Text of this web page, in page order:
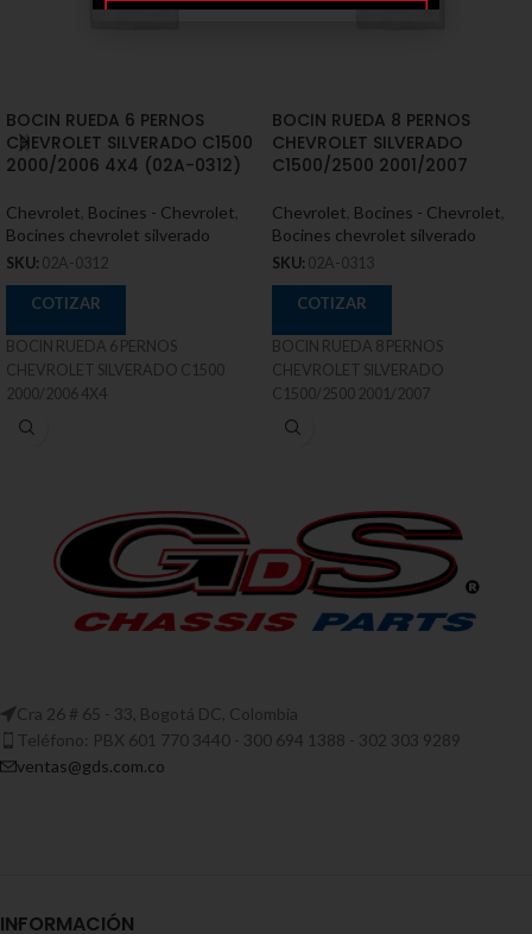
BOCIN RUEDA 6 PERNOS
CHEVROLET SILVERADO C1500
2000/2006 4X4 (02A-0312)
Chevrolet Bocines - Chevrolet
Bocines chevrolet silverado
SKU: 02A-0312
COTIZAR
BOCIN RUEDA 6 PERNOS
CHEVROLET SILVERADO C1500
2000/2006 4X4
BOCIN RUEDA 8 PERNOS
CHEVROLET SILVERADO
C1500/2500 2001/2007
Chevrolet Bocines - Chevrolet
Bocines chevrolet silverado
SKU: 02A-0313
COTIZAR
BOCIN RUEDA 8 PERNOS
CHEVROLET SILVERADO
C1500/2500 2001/2007
Cra 26 # 65 - 33, Bogotá DC, Colombia
Teléfono: PBX 601 770 3440 - 300 694 1388 - 302 303 9289
ventas@gds.com.co
INFORMACIÓN